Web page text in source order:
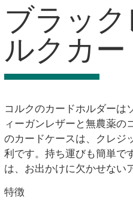
ブラッ
ルクカ
コルクのカードホルダーは
ィーガンレザーと無農薬の
のカードケースは、クレジ
利です。持ち運びも簡単で
は、お出かけに欠かせない
特徴